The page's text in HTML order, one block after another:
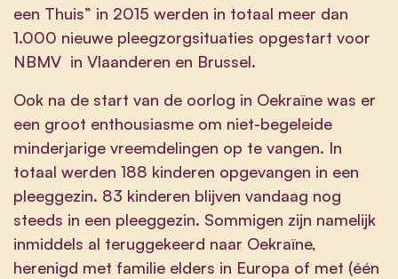
een Thuis” in 2015 werden in totaal meer dan
1.000 nieuwe pleegzorgsituaties opgestart voor
NBMV in Vlaanderen en Brussel.
Ook na de start van de oorlog in Oekraïne was er
een groot enthousiasme om niet-begeleide
minderjarige vreemdelingen op te vangen. In
totaal werden 188 kinderen opgevangen in een
pleeggezin. 83 kinderen blijven vandaag nog
steeds in een pleeggezin. Sommigen zijn namelijk
inmiddels al teruggekeerd naar Oekraïne,
herenigd met familie elders in Europa of met (één